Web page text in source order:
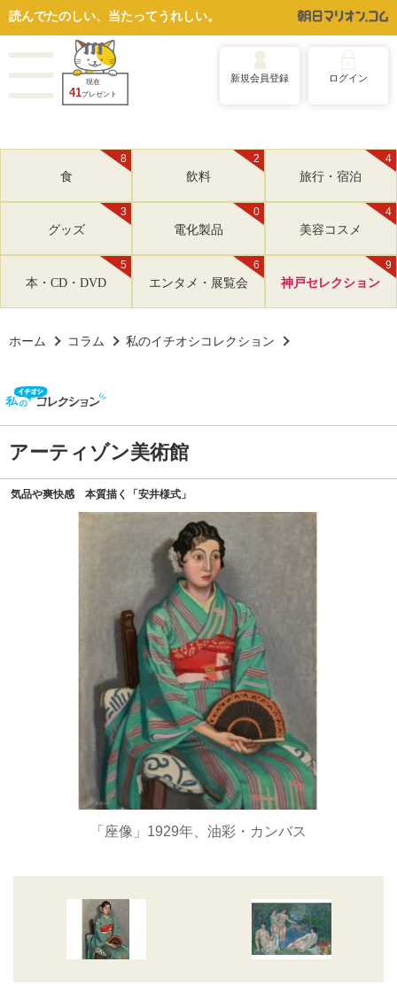
読んでたのしい、当たってうれしい。
現在
41プレゼント
新規会員登録 ログイン
8
食
2
飲料
4
旅行・宿泊
3
グッズ
0
電化製品
4
美容コスメ
5
本・CD・DVD
6
エンタメ・展覧会
9
神戸セレクション
ホーム コラム 私のイチオシコレクション
アーティゾン美術館
気品や爽快感 本質描く「安井様式」
「座像」1929年、油彩・カンバス